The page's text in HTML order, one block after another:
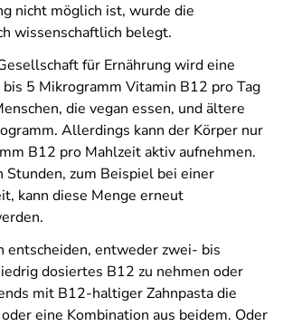
nicht möglich ist, wurde die
wissenschaftlich belegt.
für Ernährung wird eine
5 Mikrogramm Vitamin B12 pro Tag
die vegan essen, und ältere
Allerdings kann der Körper nur
B12 pro Mahlzeit aktiv aufnehmen.
Stunden, zum Beispiel bei einer
kann diese Menge erneut
entscheiden, entweder zwei- bis
dosiertes B12 zu nehmen oder
mit B12-haltiger Zahnpasta die
eine Kombination aus beidem. Oder